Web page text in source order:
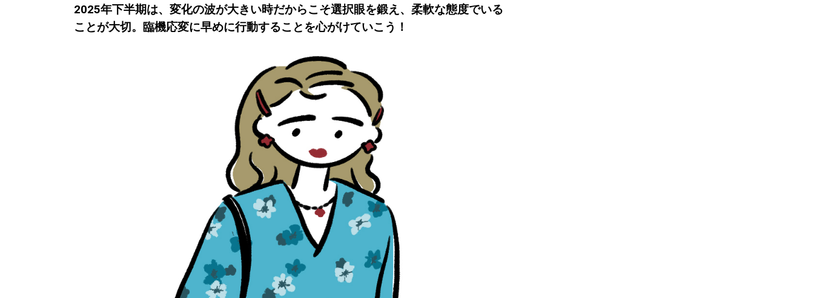
2025年下半期は、変化の波が大きい時だからこそ選択眼を鍛え、柔軟な態度でいる
ことが大切。臨機応変に早めに行動することを心がけていこう！